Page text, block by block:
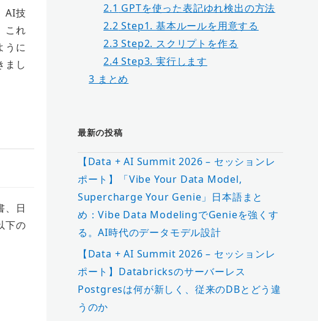
AI技
これ
うに
まし
、日
下の
2.1 GPTを使った表記ゆれ検出の方法
2.2 Step1. 基本ルールを用意する
2.3 Step2. スクリプトを作る
2.4 Step3. 実行します
3 まとめ
最新の投稿
【Data + AI Summit 2026 – セッションレ
ポート】「Vibe Your Data Model,
Supercharge Your Genie」日本語まと
め：Vibe Data ModelingでGenieを強くす
る。AI時代のデータモデル設計
【Data + AI Summit 2026 – セッションレ
ポート】Databricksのサーバーレス
Postgresは何が新しく、従来のDBとどう違
うのか